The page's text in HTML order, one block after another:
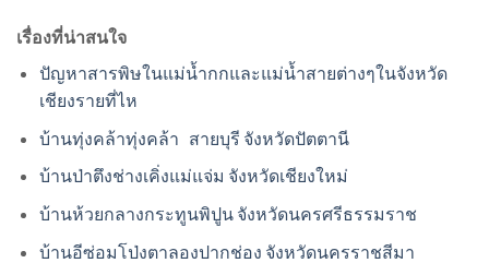
เรื่องที่น่าสนใจ
ปัญหาสารพิษในแม่น้ำกกและแม่น้ำสายต่างๆในจังหวัด
เชียงรายที่ไห
บ้านทุ่งคล้าทุ่งคล้า สายบุรี จังหวัดปัตตานี
บ้านป่าตึงช่างเคิ่งแม่แจ่ม จังหวัดเชียงใหม่
บ้านห้วยกลางกระทูนพิปูน จังหวัดนครศรีธรรมราช
บ้านอีซ่อมโป่งตาลองปากช่อง จังหวัดนครราชสีมา